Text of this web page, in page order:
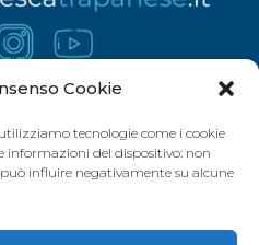
Cookie
tecnologie come i cookie
informazioni del dispositivo: non
influire negativamente su alcune